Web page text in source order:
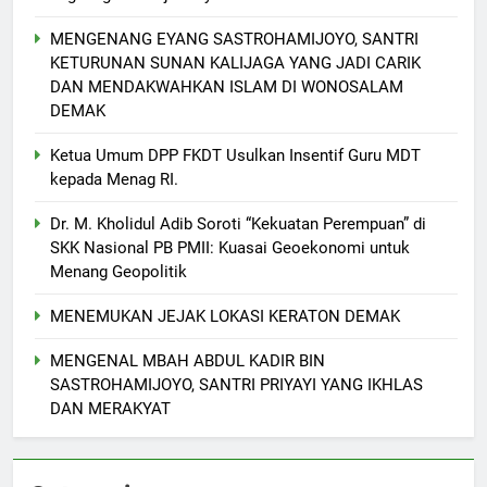
MENGENANG EYANG SASTROHAMIJOYO, SANTRI
KETURUNAN SUNAN KALIJAGA YANG JADI CARIK
DAN MENDAKWAHKAN ISLAM DI WONOSALAM
DEMAK
Ketua Umum DPP FKDT Usulkan Insentif Guru MDT
kepada Menag RI.
Dr. M. Kholidul Adib Soroti “Kekuatan Perempuan” di
SKK Nasional PB PMII: Kuasai Geoekonomi untuk
Menang Geopolitik
MENEMUKAN JEJAK LOKASI KERATON DEMAK
MENGENAL MBAH ABDUL KADIR BIN
SASTROHAMIJOYO, SANTRI PRIYAYI YANG IKHLAS
DAN MERAKYAT